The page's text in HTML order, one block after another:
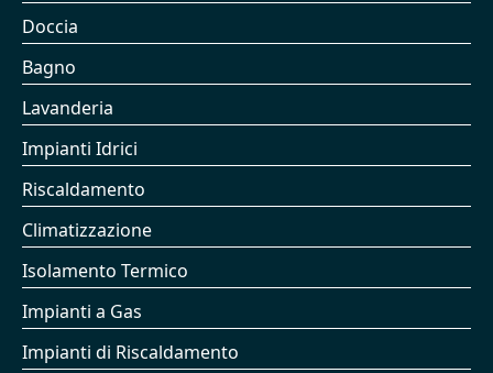
Doccia
Bagno
Lavanderia
Impianti Idrici
Riscaldamento
Climatizzazione
Isolamento Termico
Impianti a Gas
Impianti di Riscaldamento